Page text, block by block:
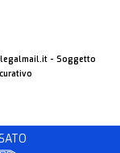
- Soggetto